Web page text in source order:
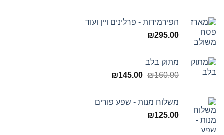
הפירמידות - פרלינים ויין ועוד
₪295.00
מתוק בלב
₪160.00
המחיר
₪160.00.
₪145.00
המחיר
₪145.00.
משלוח מנות - שפע פורים
₪125.00